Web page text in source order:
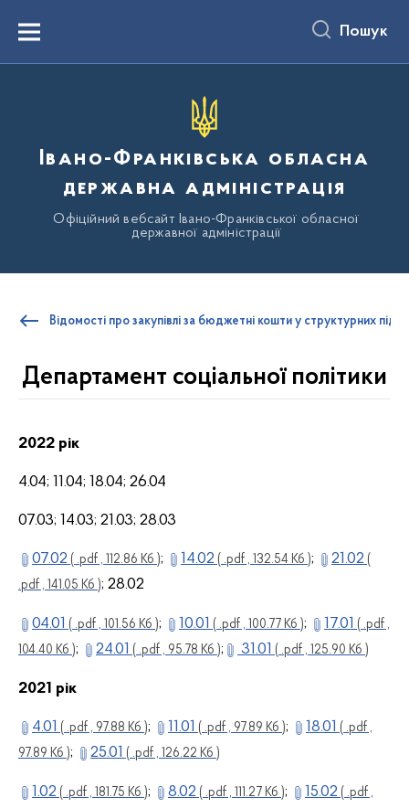
вмістуMenu Пошук
Івано-Франківська обласна
державна адміністрація
Офіційний вебсайт Івано-Франківської обласної
державної адміністрації
Відомості про закупівлі за бюджетні кошти у структурних
Департамент соціальної політики
2022 рік
4.04; 11.04; 18.04; 26.04
07.03; 14.03; 21.03; 28.03
07.02 ( .pdf , 112.86 Кб ); 14.02 ( .pdf , 132.54 Кб ); 21.02 (
.pdf , 141.05 Кб ); 28.02
04.01 ( .pdf , 101.56 Кб ); 10.01 ( .pdf , 100.77 Кб ); 17.01 ( .pdf ,
104.40 Кб ); 24.01 ( .pdf , 95.78 Кб ); 31.01 ( .pdf , 125.90 Кб )
2021 рік
4.01 ( .pdf , 97.88 Кб ); 11.01 ( .pdf , 97.89 Кб ); 18.01 ( .pdf ,
97.89 Кб ); 25.01 ( .pdf , 126.22 Кб )
1.02 ( .pdf , 181.75 Кб ); 8.02 ( .pdf , 111.27 Кб ); 15.02 ( .pdf ,